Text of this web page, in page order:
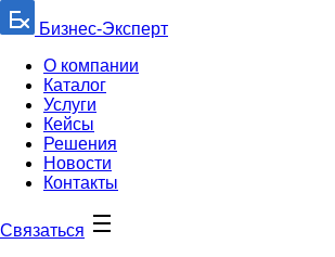
Бизнес-Эксперт
О компании
Каталог
Услуги
Кейсы
Решения
Новости
Контакты
Связаться